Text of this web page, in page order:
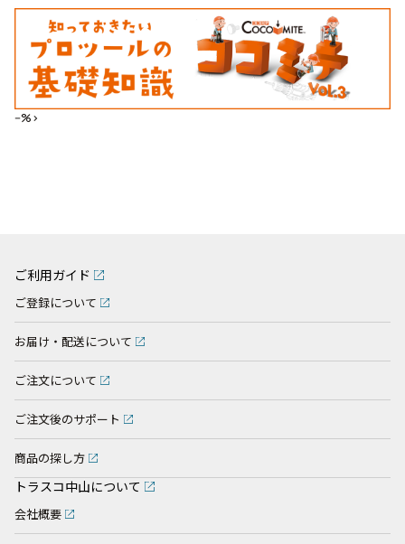
--%>
ご利用ガイド
ご登録について
お届け・配送について
ご注文について
ご注文後のサポート
商品の探し方
トラスコ中山について
会社概要